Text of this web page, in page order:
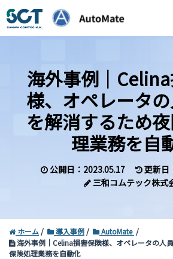
海外事例｜
様、オペレータ
を解消するため
理業務を自
公開日：2023.05.17
更新日
三和コムテック株式
ホーム 導入事例
AutoMate
海外事例｜Celina損害保険様、オペレータの人
保険処理業務を自動化